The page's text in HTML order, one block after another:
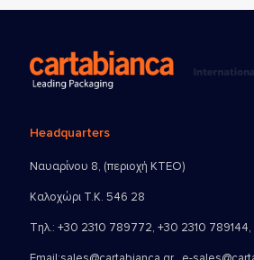
Headquarters
Ναυαρίνου 8, (περιοχή ΚΤΕΟ)
Καλοχώρι Τ.Κ. 546 28
Τηλ.: +30 2310 789772, +30 2310 789144,